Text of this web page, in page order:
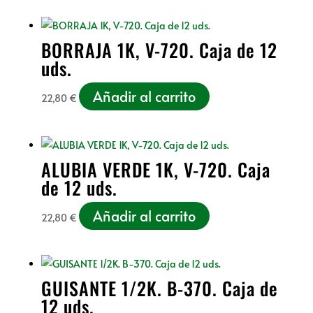
BORRAJA 1K, V-720. Caja de 12
uds.
22,80 € Añadir al carrito
ALUBIA VERDE 1K, V-720. Caja
de 12 uds.
22,80 € Añadir al carrito
GUISANTE 1/2K. B-370. Caja de
12 uds.